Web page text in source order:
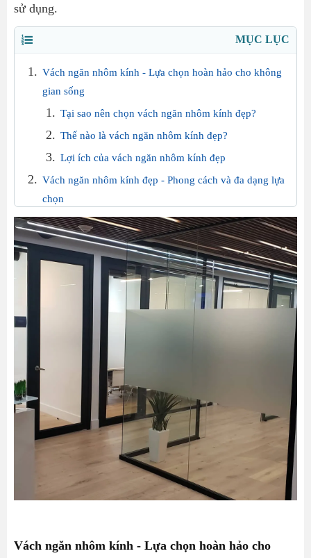
sử dụng.
MỤC LỤC
Vách ngăn nhôm kính - Lựa chọn hoàn hảo cho không
gian sống
Tại sao nên chọn vách ngăn nhôm kính đẹp?
Thế nào là vách ngăn nhôm kính đẹp?
Lợi ích của vách ngăn nhôm kính đẹp
Vách ngăn nhôm kính đẹp - Phong cách và đa dạng lựa
chọn
Phong cách vách ngăn nhôm kính đẹp
Đa dạng lựa chọn về màu sắc và kích thước
Tại sao nên chọn chúng tôi?
Chất lượng đảm bảo
Dịch vụ tư vấn và thiết kế chuyên nghiệp
Giá cả cạnh tranh
Vách ngăn nhôm kính - Lựa chọn hoàn hảo cho